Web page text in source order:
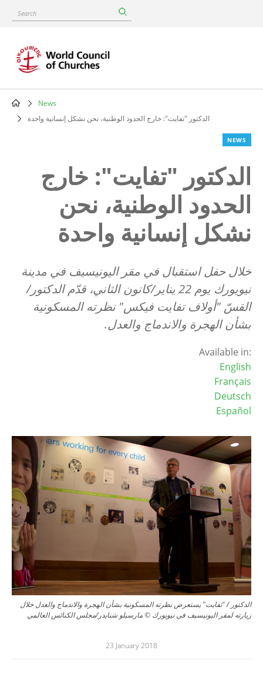
content
Search
Breadcrumb
News
الدكتور "تفايت": خارج الحدود الوطنية، نحن نشكل إنسانية واحدة
NEWS
الدكتور "تفايت": خارج
الحدود الوطنية، نحن
نشكل إنسانية واحدة
خلال حفل استقبال في مقر اليونيسيف في مدينة
نيويورك يوم 22 يناير/كانون الثاني، قدّم الدكتور/
القسّ "أولاف تفايت فيكس" نظرته المسكونية
بشأن الهجرة والاندماج والعدل.
Available in:
English
Français
Deutsch
Español
Image
الدكتور / "تفايت" يستعرض نظرته المسكونية بشأن الهجرة والاندماج والعدل خلال
زيارته لمقر اليونيسيف في نيويورك © مارسيلو شنايدر/مجلس الكنائس العالمي
23 January 2018